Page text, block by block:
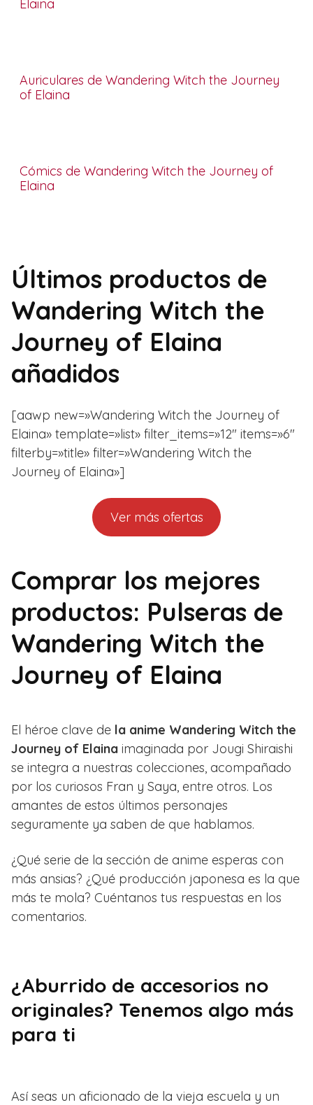
Elaina
Auriculares de Wandering Witch the Journey
of Elaina
Cómics de Wandering Witch the Journey of
Elaina
Últimos productos de
Wandering Witch the
Journey of Elaina
añadidos
[aawp new=»Wandering Witch the Journey of
Elaina» template=»list» filter_items=»12″ items=»6″
filterby=»title» filter=»Wandering Witch the
Journey of Elaina»]
Ver más ofertas
Comprar los mejores
productos: Pulseras de
Wandering Witch the
Journey of Elaina
El héroe clave de la anime Wandering Witch the
Journey of Elaina imaginada por Jougi Shiraishi
se integra a nuestras colecciones, acompañado
por los curiosos Fran y Saya, entre otros. Los
amantes de estos últimos personajes
seguramente ya saben de que hablamos.
¿Qué serie de la sección de anime esperas con
más ansias? ¿Qué producción japonesa es la que
más te mola? Cuéntanos tus respuestas en los
comentarios.
¿Aburrido de accesorios no
originales? Tenemos algo más
para ti
Así seas un aficionado de la vieja escuela y un